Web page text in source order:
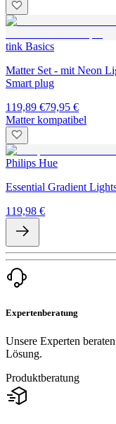
tink Basics
Matter Set - mit Neon
Smart plug
119,89 €79,95 €
Matter kompatibel
Philips Hue
Essential Gradient
119,98 €
Expertenberatung
Unsere Experten
Lösung.
Produktberatung